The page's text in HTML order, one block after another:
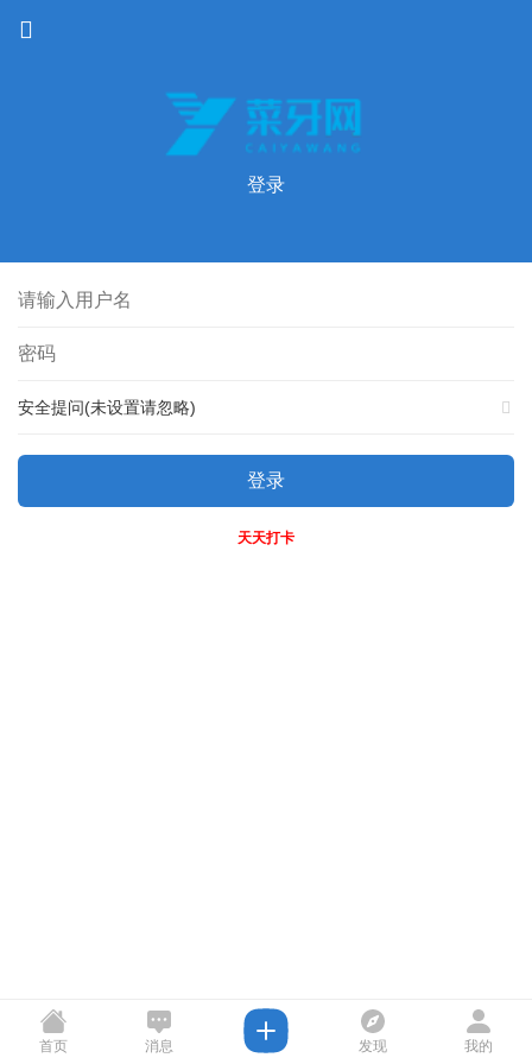
登录
安全提问(未设置请忽略)
登录
天天打卡
首页 消息 发现 我的